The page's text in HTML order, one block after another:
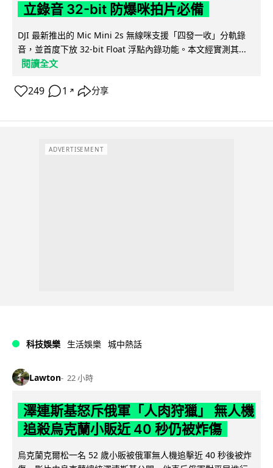
立錄音 32-bit 防爆咪拍片必備
DJI 最新推出的 Mic Mini 2s 無線咪支援「四發一收」分軌錄
音，並首度下放 32-bit Float 浮點內錄功能。本文經實測其...
閱讀全文
249 1 ↗ 分享
ADVERTISEMENT
科技娛樂 生活娛樂 城中熱話
Lawton 22 小時
澤連斯基怒斥俄軍「人肉狩獵」 無人機
追殺烏克蘭小販近 40 秒仍被炸傷
烏克蘭克爾松一名 52 歲小販被俄軍無人機追擊近 40 秒後被炸